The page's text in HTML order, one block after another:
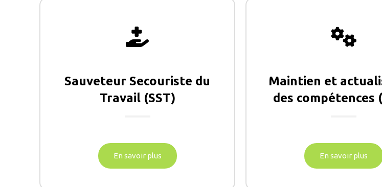
Sauveteur Secouriste du
Travail (SST)
En savoir plus
Maintien et
des compétences
En savoir plus